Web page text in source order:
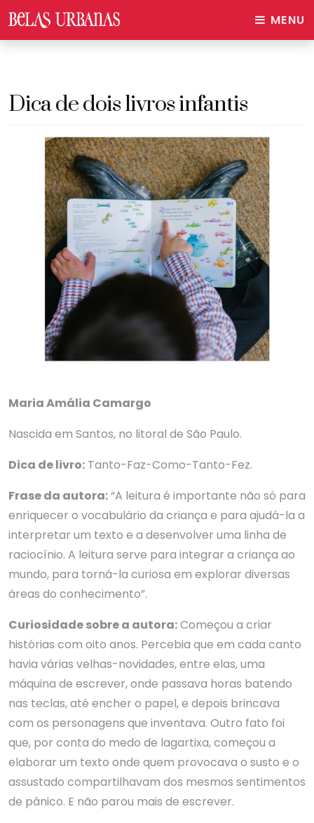
MENU
Dica de dois livros infantis
Maria Amália Camargo
Nascida em Santos, no litoral de São Paulo.
Dica de livro: Tanto-Faz-Como-Tanto-Fez.
Frase da autora:“A leitura é importante não só para
enriquecer o vocabulário da criança e para ajudá-la a
interpretar um texto e a desenvolver uma linha de
raciocínio. A leitura serve para integrar a criança ao
mundo, para torná-la curiosa em explorar diversas
áreas do conhecimento”.
Curiosidade sobre a autora:Começou a criar
histórias com oito anos. Percebia que em cada canto
havia várias velhas-novidades, entre elas, uma
máquina de escrever, onde passava horas batendo
nas teclas, até encher o papel, e depois brincava
com os personagens que inventava. Outro fato foi
que, por conta do medo de lagartixa, começou a
elaborar um texto onde quem provocava o susto e o
assustado compartilhavam dos mesmos sentimentos
de pânico. E não parou mais de escrever.